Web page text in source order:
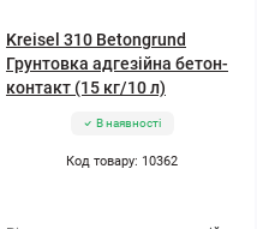
Kreisel 310 Betongrund
Грунтовка адгезійна бетон-
контакт (15 кг/10 л)
В наявності
Код товару: 10362